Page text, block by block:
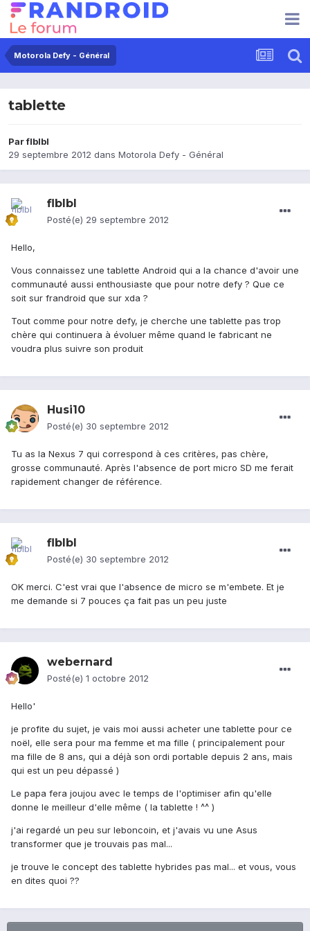
Motorola Defy - Général
tablette
Parflblbl
29 septembre 2012 dans Motorola Defy - Général
flblbl
Posté(e) 29 septembre 2012
Hello,
Vous connaissez une tablette Android qui a la chance d'avoir une
communauté aussi enthousiaste que pour notre defy ? Que ce
soit sur frandroid que sur xda ?
Tout comme pour notre defy, je cherche une tablette pas trop
chère qui continuera à évoluer même quand le fabricant ne
voudra plus suivre son produit
Husi10
Posté(e) 30 septembre 2012
Tu as la Nexus 7 qui correspond à ces critères, pas chère,
grosse communauté. Après l'absence de port micro SD me ferait
rapidement changer de référence.
flblbl
Posté(e) 30 septembre 2012
OK merci. C'est vrai que l'absence de micro se m'embete. Et je
me demande si 7 pouces ça fait pas un peu juste
webernard
Posté(e) 1 octobre 2012
Hello'
je profite du sujet, je vais moi aussi acheter une tablette pour ce
noël, elle sera pour ma femme et ma fille ( principalement pour
ma fille de 8 ans, qui a déjà son ordi portable depuis 2 ans, mais
qui est un peu dépassé )
Le papa fera joujou avec le temps de l'optimiser afin qu'elle
donne le meilleur d'elle même ( la tablette ! ^^ )
j'ai regardé un peu sur leboncoin, et j'avais vu une Asus
transformer que je trouvais pas mal...
je trouve le concept des tablette hybrides pas mal... et vous, vous
en dites quoi ??